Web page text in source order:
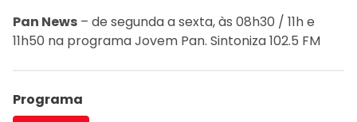
Pan News – de segunda a sexta, às 08h30 / 11h e
11h50 na programa Jovem Pan. Sintoniza 102.5 FM
Programa